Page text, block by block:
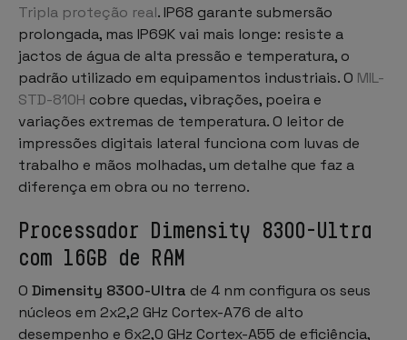
Tripla proteção real. IP68 garante submersão
prolongada, mas IP69K vai mais longe: resiste a
jactos de água de alta pressão e temperatura, o
padrão utilizado em equipamentos industriais. O MIL-
STD-810H cobre quedas, vibrações, poeira e
variações extremas de temperatura. O leitor de
impressões digitais lateral funciona com luvas de
trabalho e mãos molhadas, um detalhe que faz a
diferença em obra ou no terreno.
Processador Dimensity 8300-Ultra
com 16GB de RAM
O Dimensity 8300-Ultra de 4 nm configura os seus
núcleos em 2x2,2 GHz Cortex-A76 de alto
desempenho e 6x2,0 GHz Cortex-A55 de eficiência,